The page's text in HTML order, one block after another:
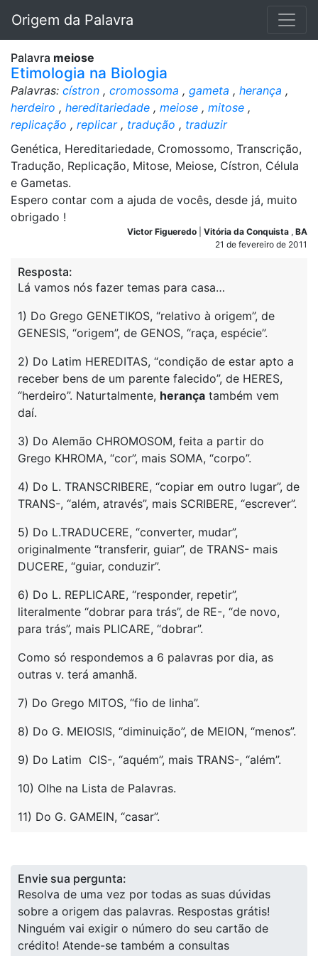
Origem da Palavra
Palavra meiose
Etimologia na Biologia
Palavras: cístron , cromossoma , gameta , herança ,
herdeiro , hereditariedade , meiose , mitose ,
replicação , replicar, tradução , traduzir
Genética, Hereditariedade, Cromossomo, Transcrição,
Tradução, Replicação, Mitose, Meiose, Cístron, Célula
e Gametas.
Espero contar com a ajuda de vocês, desde já, muito
obrigado !
Victor Figueredo Vitória da Conquista , BA
21 de fevereiro de 2011
Resposta:
Lá vamos nós fazer temas para casa…
1) Do Grego GENETIKOS, “relativo à origem”, de
GENESIS, “origem”, de GENOS, “raça, espécie”.
2) Do Latim HEREDITAS, “condição de estar apto a
receber bens de um parente falecido”, de HERES,
“herdeiro”. Naturtalmente, herança também vem
daí.
3) Do Alemão CHROMOSOM, feita a partir do
Grego KHROMA, “cor”, mais SOMA, “corpo”.
4) Do L. TRANSCRIBERE, “copiar em outro lugar”, de
TRANS-, “além, através”, mais SCRIBERE, “escrever”.
5) Do L.TRADUCERE, “converter, mudar”,
originalmente “transferir, guiar”, de TRANS- mais
DUCERE, “guiar, conduzir”.
6) Do L. REPLICARE, “responder, repetir”,
literalmente “dobrar para trás”, de RE-, “de novo,
para trás”, mais PLICARE, “dobrar”.
Como só respondemos a 6 palavras por dia, as
outras v. terá amanhã.
7) Do Grego MITOS, “fio de linha”.
8) Do G. MEIOSIS, “diminuição”, de MEION, “menos”.
9) Do Latim CIS-, “aquém”, mais TRANS-, “além”.
10) Olhe na Lista de Palavras.
11) Do G. GAMEIN, “casar”.
Envie sua pergunta:
Resolva de uma vez por todas as suas dúvidas
sobre a origem das palavras. Respostas grátis!
Ninguém vai exigir o número do seu cartão de
crédito! Atende-se também a consultas